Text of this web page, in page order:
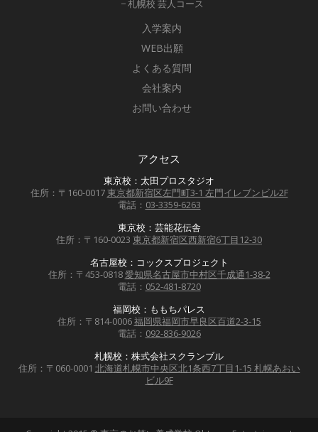
− 札幌校 芸人コース
入学案内
WEB出願
よくある質問
会社案内
お問い合わせ
アクセス
東京校：太田プロスタジオ
住所：〒160-0017東京都新宿区左門町3-1 左門イレブンビル2F
電話： 03-3359-6263
東京校：芸能花伝舎
住所：〒160-0023 東京都新宿区西新宿6丁目12-30
名古屋校：コックスプロジェクト
住所：〒453-0818愛知県名古屋市中村区千成通1-38-2
電話： 052-481-8720
福岡校：ももちパレス
住所：〒814-0006福岡県福岡市早良区百道2-3-15
電話： 092-836-9026
札幌校：株式会社スクランブル
住所：〒060-0001 北海道札幌市中央区北1条西7丁目1-15 札幌あおい
ビル9F